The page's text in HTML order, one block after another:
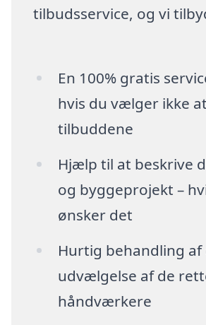
tilbudsservice, og vi
En 100% gratis
hvis du vælger ikke
tilbuddene
Hjælp til at beskrive
og byggeprojekt –
ønsker det
Hurtig behandling af
udvælgelse af de
håndværkere